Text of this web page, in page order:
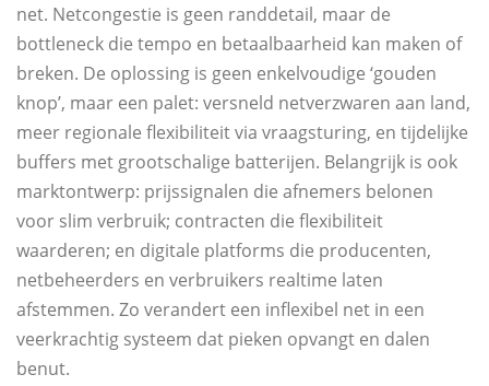
net. Netcongestie is geen randdetail, maar de
bottleneck die tempo en betaalbaarheid kan maken of
breken. De oplossing is geen enkelvoudige ‘gouden
knop’, maar een palet: versneld netverzwaren aan land,
meer regionale flexibiliteit via vraagsturing, en tijdelijke
buffers met grootschalige batterijen. Belangrijk is ook
marktontwerp: prijssignalen die afnemers belonen
voor slim verbruik; contracten die flexibiliteit
waarderen; en digitale platforms die producenten,
netbeheerders en verbruikers realtime laten
afstemmen. Zo verandert een inflexibel net in een
veerkrachtig systeem dat pieken opvangt en dalen
benut.